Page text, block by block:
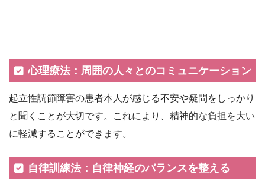
心理療法：周囲の人々とのコミュニケーション
起立性調節障害の患者本人が感じる不安や疑問をしっかり
と聞くことが大切です。これにより、精神的な負担を大い
に軽減することができます。
自律訓練法：自律神経のバランスを整える